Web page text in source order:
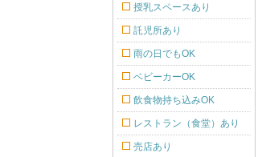
授乳スペースあり
託児所あり
雨の日でもOK
ベビーカーOK
飲食物持ち込みOK
レストラン（食堂）あり
売店あり